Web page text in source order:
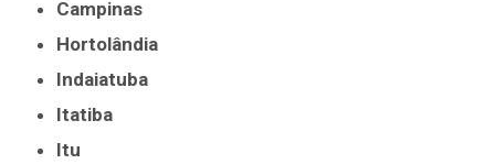
Campinas
Hortolândia
Indaiatuba
Itatiba
Itu